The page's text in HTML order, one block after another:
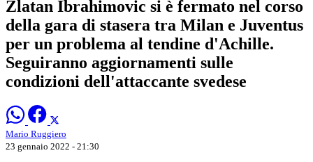
Zlatan Ibrahimovic si è fermato nel corso
della gara di stasera tra Milan e Juventus
per un problema al tendine d'Achille.
Seguiranno aggiornamenti sulle
condizioni dell'attaccante svedese
Mario Ruggiero
23 gennaio 2022 - 21:30